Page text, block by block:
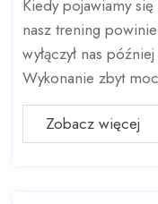
Kiedy pojawiamy
nasz trening
wyłączył nas
Wykonanie zbyt
Zobacz więcej